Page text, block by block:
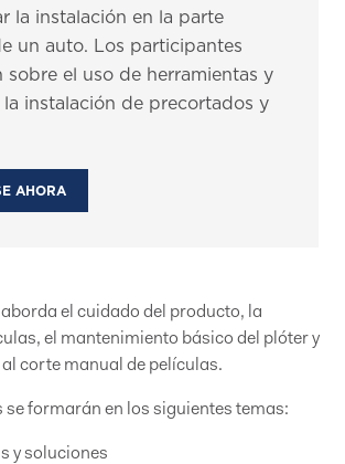
la instalación en la parte
un auto. Los participantes
sobre el uso de herramientas y
la instalación de precortados y
AHORA
el cuidado del producto, la
el mantenimiento básico del plóter y
corte manual de películas.
formarán en los siguientes temas:
y soluciones